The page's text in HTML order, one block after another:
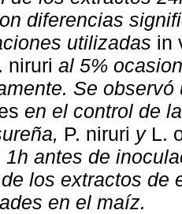
diferencias
utilizadas in
niruri al 5%
Se
en el control de
P. niruri y L.
1h antes de
los extractos de
en el maíz.